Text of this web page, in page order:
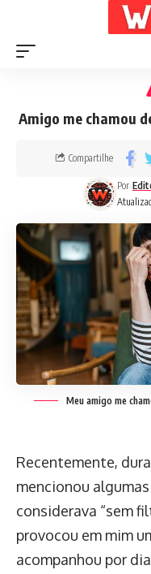
Amigo me chamou
Por
Compartilhe
Meu amigo me
Recentemente,
mencionou
considerava “sem
provocou em mim
acompanhou por